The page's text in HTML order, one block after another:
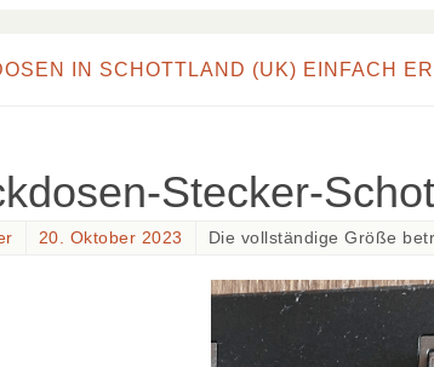
IN SCHOTTLAND (UK) EINFACH
Stecker-
20. Oktober 2023 Die vollständige Größe